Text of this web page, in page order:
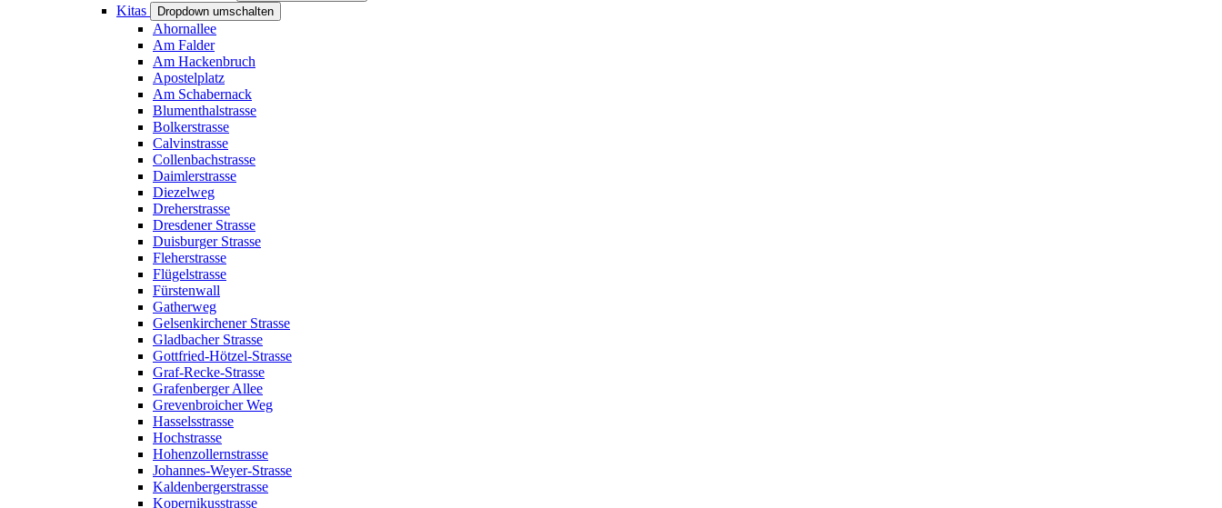
Kitas Dropdown umschalten
Ahornallee
Am Falder
Am Hackenbruch
Apostelplatz
Am Schabernack
Blumenthalstrasse
Bolkerstrasse
Calvinstrasse
Collenbachstrasse
Daimlerstrasse
Diezelweg
Dreherstrasse
Dresdener Strasse
Duisburger Strasse
Fleherstrasse
Flügelstrasse
Fürstenwall
Gatherweg
Gelsenkirchener Strasse
Gladbacher Strasse
Gottfried-Hötzel-Strasse
Graf-Recke-Strasse
Grafenberger Allee
Grevenbroicher Weg
Hasselsstrasse
Hochstrasse
Hohenzollernstrasse
Johannes-Weyer-Strasse
Kaldenbergerstrasse
Kopernikusstrasse